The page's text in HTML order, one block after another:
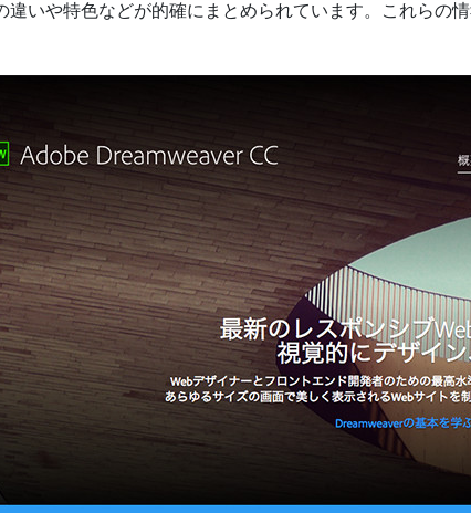
違いや特色などが的確にまとめられています。これらの